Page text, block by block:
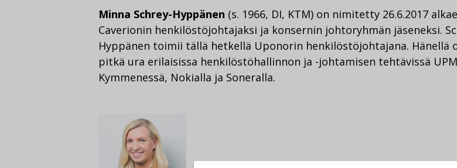
Minna Schrey-Hyppänen (s. 1966, DI, KTM) on nimitetty 26.6.2017
Caverionin henkilöstöjohtajaksi ja konsernin johtoryhmän jäseneksi.
Hyppänen toimii tällä hetkellä Uponorin henkilöstöjohtajana. Hänellä
pitkä ura erilaisissa henkilöstöhallinnon ja -johtamisen tehtävissä UPM
Kymmenessä, Nokialla ja Soneralla.